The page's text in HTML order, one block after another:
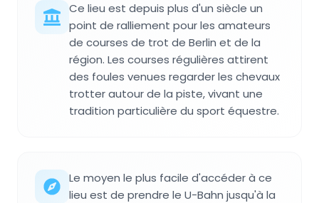
Ce lieu est depuis plus d'un siècle un
point de ralliement pour les amateurs
de courses de trot de Berlin et de la
région. Les courses régulières attirent
des foules venues regarder les chevaux
trotter autour de la piste, vivant une
tradition particulière du sport équestre.
Le moyen le plus facile d'accéder à ce
lieu est de prendre le U-Bahn jusqu'à la